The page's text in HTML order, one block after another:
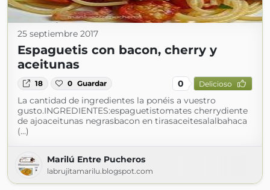
25 septiembre 2017
Espaguetis con bacon, cherry y
aceitunas
18 0 Guardar 0 Delicioso
La cantidad de ingredientes la ponéis a vuestro
gusto.INGREDIENTES:espaguetistomates cherrydiente
de ajoaceitunas negrasbacon en tirasaceitesalalbahaca
(...)
Marilú Entre Pucheros
labrujitamarilu.blogspot.com